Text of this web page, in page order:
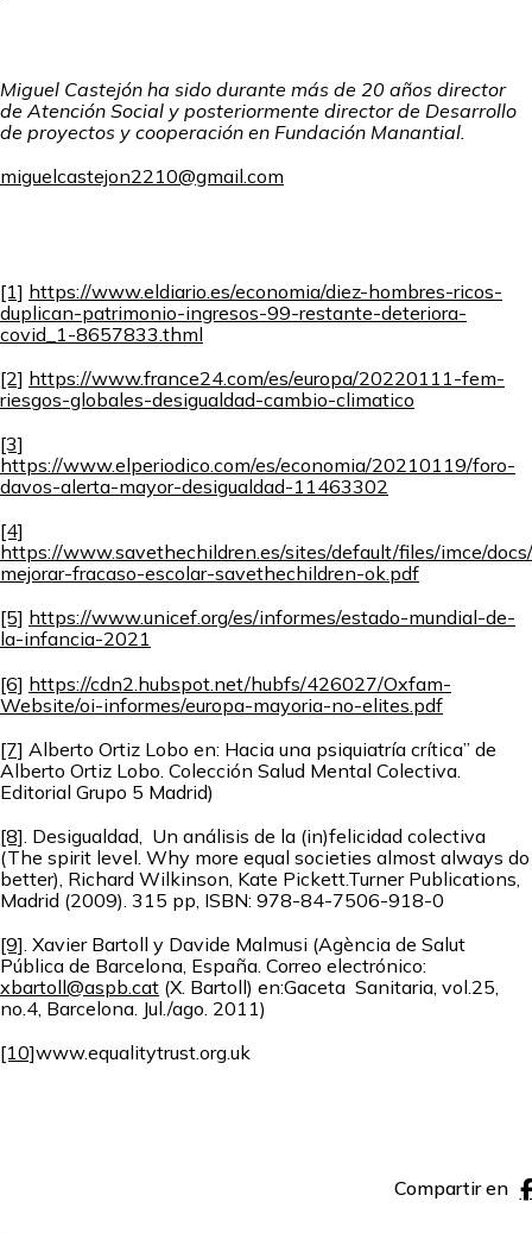
Miguel Castejón ha sido durante más de 20 años director
de Atención Social y posteriormente director de Desarrollo
de proyectos y cooperación en Fundación Manantial.
miguelcastejon2210@gmail.com
[1] https://www.eldiario.es/economia/diez-hombres-ricos-
duplican-patrimonio-ingresos-99-restante-deteriora-
covid_1-8657833.thml
[2] https://www.france24.com/es/europa/20220111-fem-
riesgos-globales-desigualdad-cambio-climatico
[3]
https://www.elperiodico.com/es/economia/20210119/foro-
davos-alerta-mayor-desigualdad-11463302
[4]
https://www.savethechildren.es/sites/default/files/imce/
mejorar-fracaso-escolar-savethechildren-ok.pdf
[5] https://www.unicef.org/es/informes/estado-mundial-de-
la-infancia-2021
[6] https://cdn2.hubspot.net/hubfs/426027/Oxfam-
Website/oi-informes/europa-mayoria-no-elites.pdf
[7] Alberto Ortiz Lobo en: Hacia una psiquiatría crítica” de
Alberto Ortiz Lobo. Colección Salud Mental Colectiva.
Editorial Grupo 5 Madrid)
[8] . Desigualdad, Un análisis de la (in)felicidad colectiva
(The spirit level. Why more equal societies almost always do
better), Richard Wilkinson, Kate Pickett.Turner Publications,
Madrid (2009). 315 pp, ISBN: 978-84-7506-918-0
[9]. Xavier Bartoll y Davide Malmusi (Agència de Salut
Pública de Barcelona, España. Correo electrónico:
xbartoll@aspb.cat (X. Bartoll) en:Gaceta Sanitaria, vol.25,
no.4, Barcelona. Jul./ago. 2011)
[10]www.equalitytrust.org.uk
Compartir en